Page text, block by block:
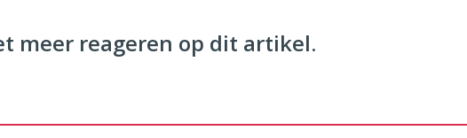
meer reageren op dit artikel.